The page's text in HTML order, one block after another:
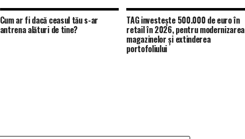
Cum ar fi dacă ceasul tău s-ar
antrena alături de tine?
TAG investește 500.000 de euro în
retail în 2026, pentru modernizarea
magazinelor și extinderea
portofoliului